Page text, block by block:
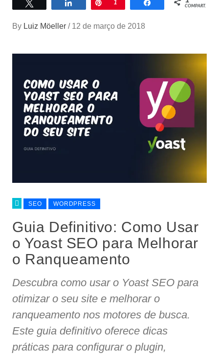
Compartilhar
Pin
1 Compartilhar
COMPART.
By Luiz Möeller / 12 de março de 2018
SEO WORDPRESS
Guia Definitivo: Como Usar
o Yoast SEO para Melhorar
o Ranqueamento
Descubra como usar o Yoast SEO para
otimizar o seu site e melhorar o
ranqueamento nos motores de busca.
Este guia definitivo oferece dicas
práticas para configurar o plugin,